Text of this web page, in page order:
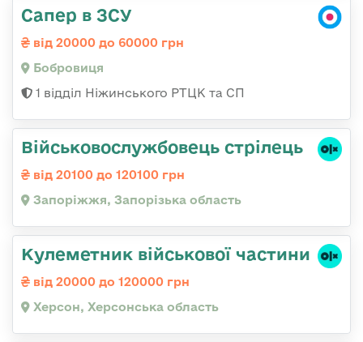
Сапер в ЗСУ
від 20000 до 60000 грн
Бобровиця
1 відділ Ніжинського РТЦК та СП
Військовослужбовець стрілець
від 20100 до 120100 грн
Запоріжжя, Запорізька область
Кулеметник військової частини
від 20000 до 120000 грн
Херсон, Херсонська область